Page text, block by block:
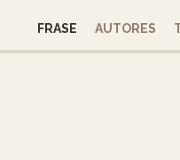
FRASE
AUTORES